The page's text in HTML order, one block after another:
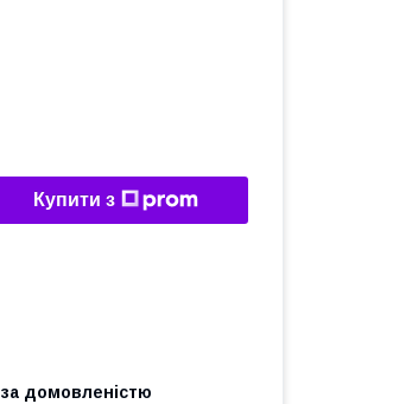
Купити з
за домовленістю